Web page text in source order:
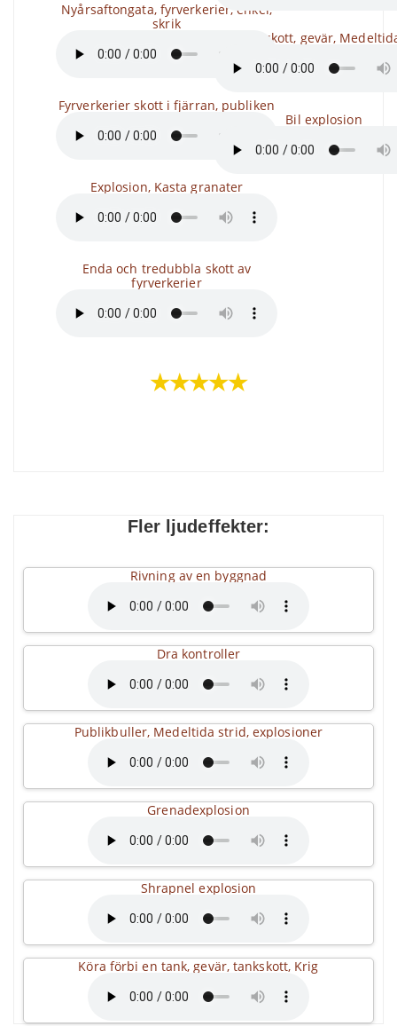
Nyårsaftongata, fyrverkerier, enkel,
skrik
Fyrverkerier skott i fjärran, publiken
Explosion, Kasta granater
Enda och tredubbla skott av
fyrverkerier
Musketskott, gevär,
Bil explosion
★★★★★
Fler ljudeffekter:
Rivning av en byggnad
Dra kontroller
Publikbuller, Medeltida strid, explosioner
Grenadexplosion
Shrapnel explosion
Köra förbi en tank, gevär, tankskott, Krig